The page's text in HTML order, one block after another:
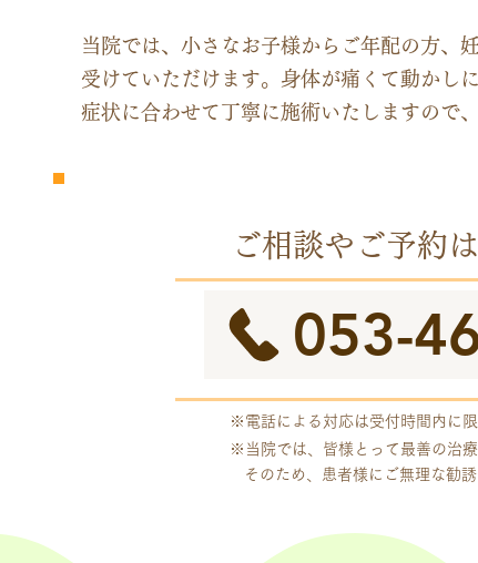
当院では、小さなお子様からご年配の方、
受けていただけます。身体が痛くて動かし
症状に合わせて丁寧に施術いたしますので
ご相談やご予約
053-
※電話による対応は受付時間内に限
※当院では、皆様とって最善の治
そのため、患者様にご無理な勧